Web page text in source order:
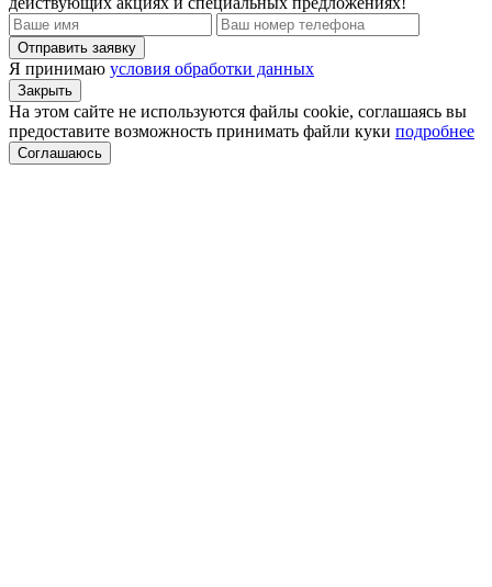
Отправить заявку
Я принимаю условия обработки данных
Закрыть
На этом сайте не используются файлы cookie, соглашаясь вы
предоставите возможность принимать файли куки подробнее
Соглашаюсь